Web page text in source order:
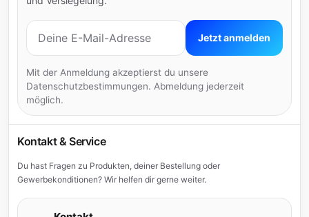
E-Mail-Adresse
Jetzt anmelden
Mit der Anmeldung akzeptierst du unsere
Datenschutzbestimmungen. Abmeldung jederzeit
möglich.
Kontakt & Service
Du hast Fragen zu Produkten, deiner Bestellung oder
Gewerbekonditionen? Wir helfen dir gerne weiter.